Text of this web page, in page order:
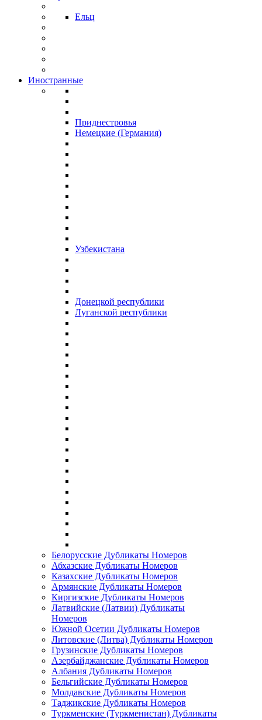
Ельц
Иностранные
Приднестровья
Немецкие (Германия)
Узбекистана
Донецкой республики
Луганской республики
Белорусские Дубликаты Номеров
Абхазские Дубликаты Номеров
Казахские Дубликаты Номеров
Армянские Дубликаты Номеров
Киргизские Дубликаты Номеров
Латвийские (Латвии) Дубликаты
Номеров
Южной Осетии Дубликаты Номеров
Литовские (Литва) Дубликаты Номеров
Грузинские Дубликаты Номеров
Азербайджанские Дубликаты Номеров
Албания Дубликаты Номеров
Бельгийские Дубликаты Номеров
Молдавские Дубликаты Номеров
Таджикские Дубликаты Номеров
Туркменские (Туркменистан) Дубликаты